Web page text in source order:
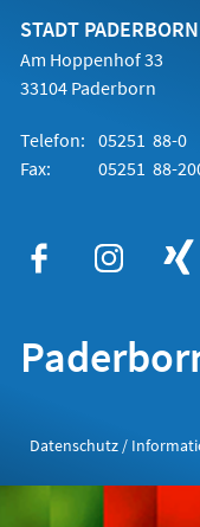
STADT PADERBORN
Am Hoppenhof 33
33104 Paderborn
Telefon: 05251 88-0
Fax:
05251 88-
Datenschutz /